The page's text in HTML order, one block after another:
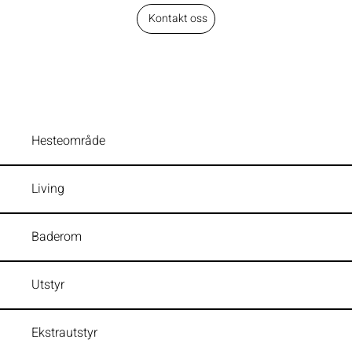
Kontakt oss
Hesteområde
Living
Baderom
Utstyr
Ekstrautstyr